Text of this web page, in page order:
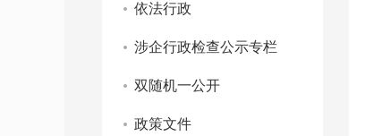
依法行政
涉企行政检查公示专栏
双随机一公开
政策文件